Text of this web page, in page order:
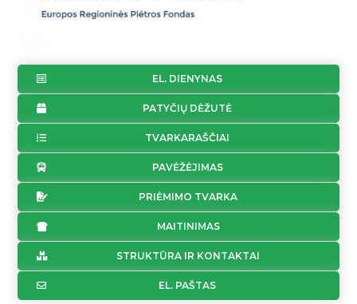
EL. DIENYNAS
PATYČIŲ DĖŽUTĖ
TVARKARAŠČIAI
PAVĖŽĖJIMAS
PRIĖMIMO TVARKA
MAITINIMAS
STRUKTŪRA IR KONTAKTAI
EL. PAŠTAS